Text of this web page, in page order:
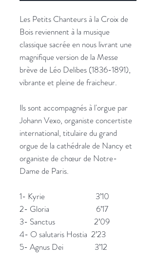
Les Petits Chanteurs à la Croix de
Bois reviennent à la musique
classique sacrée en nous livrant une
magnifique version de la Messe
brève de Léo Delibes (1836-1891),
vibrante et pleine de fraicheur.
Ils sont accompagnés à l'orgue par
Johann Vexo, organiste concertiste
international, titulaire du grand
orgue de la cathédrale de Nancy et
organiste de chœur de Notre-
Dame de Paris.
1- Kyrie 3’10
2- Gloria 6’17
3- Sanctus 2’09
4- O salutaris Hostia 2’23
5- Agnus Dei 3’12